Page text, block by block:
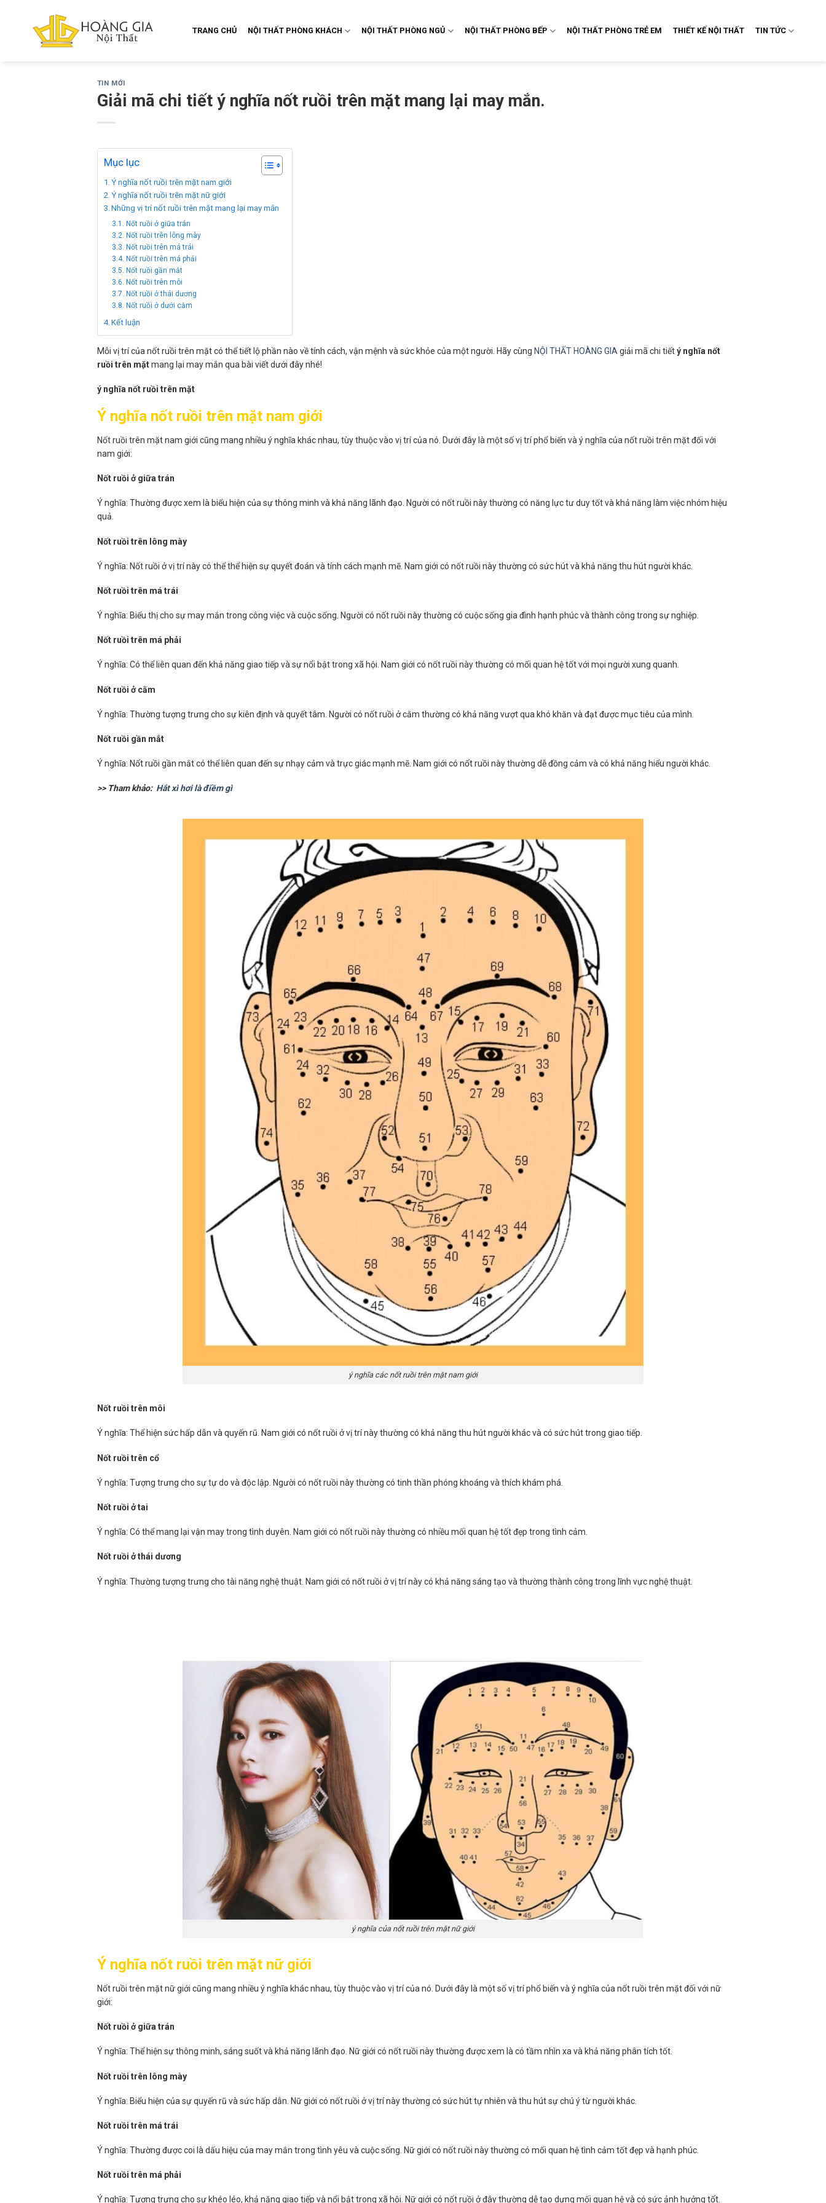
TRANG CHỦ NỘI THẤT PHÒNG KHÁCH NỘI THẤT PHÒNG NGỦ NỘI THẤT PHÒNG BẾP NỘI THẤT PHÒNG TRẺ EM THIẾT KẾ NỘI THẤT TIN TỨC
TIN MỚI
Giải mã chi tiết ý nghĩa nốt ruồi trên mặt mang lại may mắn.
Mục lục
Ý nghĩa nốt ruồi trên mặt nam giới
Ý nghĩa nốt ruồi trên mặt nữ giới
Những vị trí nốt ruồi trên mặt mang lại may mắn
Nốt ruồi ở giữa trán
Nốt ruồi trên lông mày
Nốt ruồi trên má trái
Nốt ruồi trên má phải
Nốt ruồi gần mắt
Nốt ruồi trên môi
Nốt ruồi ở thái dương
Nốt ruồi ở dưới cằm
Kết luận
Mỗi vị trí của nốt ruồi trên mặt có thể tiết lộ phần nào về tính cách, vận mệnh và sức khỏe của một người. Hãy cùng NỘI THẤT HOÀNG GIA giải mã chi tiếtý nghĩa nốt
ruồi trên mặtmang lại may mắn qua bài viết dưới đây nhé!
ý nghĩa nốt ruồi trên mặt
Ý nghĩa nốt ruồi trên mặt nam giới
Nốt ruồi trên mặt nam giới cũng mang nhiều ý nghĩa khác nhau, tùy thuộc vào vị trí của nó. Dưới đây là một số vị trí phổ biến và ý nghĩa của nốt ruồi trên mặt đối với
nam giới:
Nốt ruồi ở giữa trán
Ý nghĩa: Thường được xem là biểu hiện của sự thông minh và khả năng lãnh đạo. Người có nốt ruồi này thường có năng lực tư duy tốt và khả năng làm việc nhóm hiệu
quả.
Nốt ruồi trên lông mày
Ý nghĩa: Nốt ruồi ở vị trí này có thể thể hiện sự quyết đoán và tính cách mạnh mẽ. Nam giới có nốt ruồi này thường có sức hút và khả năng thu hút người khác.
Nốt ruồi trên má trái
Ý nghĩa: Biểu thị cho sự may mắn trong công việc và cuộc sống. Người có nốt ruồi này thường có cuộc sống gia đình hạnh phúc và thành công trong sự nghiệp.
Nốt ruồi trên má phải
Ý nghĩa: Có thể liên quan đến khả năng giao tiếp và sự nổi bật trong xã hội. Nam giới có nốt ruồi này thường có mối quan hệ tốt với mọi người xung quanh.
Nốt ruồi ở cằm
Ý nghĩa: Thường tượng trưng cho sự kiên định và quyết tâm. Người có nốt ruồi ở cằm thường có khả năng vượt qua khó khăn và đạt được mục tiêu của mình.
Nốt ruồi gần mắt
Ý nghĩa: Nốt ruồi gần mắt có thể liên quan đến sự nhạy cảm và trực giác mạnh mẽ. Nam giới có nốt ruồi này thường dễ đồng cảm và có khả năng hiểu người khác.
>> Tham khảo: Hắt xì hơi là điềm gì
ý nghĩa các nốt ruồi trên mặt nam giới
Nốt ruồi trên môi
Ý nghĩa: Thể hiện sức hấp dẫn và quyến rũ. Nam giới có nốt ruồi ở vị trí này thường có khả năng thu hút người khác và có sức hút trong giao tiếp.
Nốt ruồi trên cổ
Ý nghĩa: Tượng trưng cho sự tự do và độc lập. Người có nốt ruồi này thường có tinh thần phóng khoáng và thích khám phá.
Nốt ruồi ở tai
Ý nghĩa: Có thể mang lại vận may trong tình duyên. Nam giới có nốt ruồi này thường có nhiều mối quan hệ tốt đẹp trong tình cảm.
Nốt ruồi ở thái dương
Ý nghĩa: Thường tượng trưng cho tài năng nghệ thuật. Nam giới có nốt ruồi ở vị trí này có khả năng sáng tạo và thường thành công trong lĩnh vực nghệ thuật.
ý nghĩa của nốt ruồi trên mặt nữ giới
Ý nghĩa nốt ruồi trên mặt nữ giới
Nốt ruồi trên mặt nữ giới cũng mang nhiều ý nghĩa khác nhau, tùy thuộc vào vị trí của nó. Dưới đây là một số vị trí phổ biến và ý nghĩa của nốt ruồi trên mặt đối với nữ
giới:
Nốt ruồi ở giữa trán
Ý nghĩa: Thể hiện sự thông minh, sáng suốt và khả năng lãnh đạo. Nữ giới có nốt ruồi này thường được xem là có tầm nhìn xa và khả năng phân tích tốt.
Nốt ruồi trên lông mày
Ý nghĩa: Biểu hiện của sự quyến rũ và sức hấp dẫn. Nữ giới có nốt ruồi ở vị trí này thường có sức hút tự nhiên và thu hút sự chú ý từ người khác.
Nốt ruồi trên má trái
Ý nghĩa: Thường được coi là dấu hiệu của may mắn trong tình yêu và cuộc sống. Nữ giới có nốt ruồi này thường có mối quan hệ tình cảm tốt đẹp và hạnh phúc.
Nốt ruồi trên má phải
Ý nghĩa: Tượng trưng cho sự khéo léo, khả năng giao tiếp và nổi bật trong xã hội. Nữ giới có nốt ruồi ở đây thường dễ tạo dựng mối quan hệ và có sức ảnh hưởng tốt.